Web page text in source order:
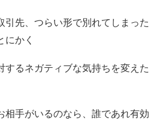
引先、つらい形で別れてしまった
にかく
するネガティブな気持ちを変えた
相手がいるのなら、誰であれ有効